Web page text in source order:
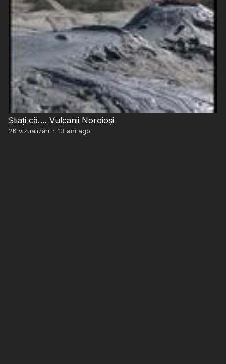
Știați că…. Vulcanii Noroioși
2Kvizualizări · 13 ani ago